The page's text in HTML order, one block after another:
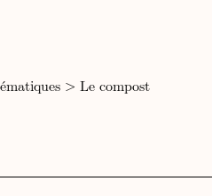
> Le compost